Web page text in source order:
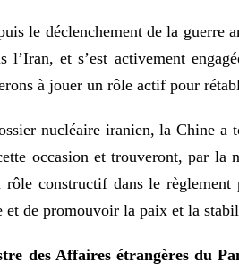
le déclenchement de la guerre
l’Iran, et s’est activement
à jouer un rôle actif pour
nucléaire iranien, la Chine a
occasion et trouveront, par
rôle constructif dans le
de promouvoir la paix et la
des Affaires étrangères du